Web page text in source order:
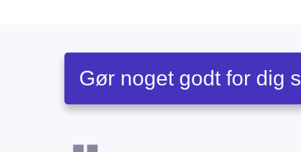
Gør noget godt for dig